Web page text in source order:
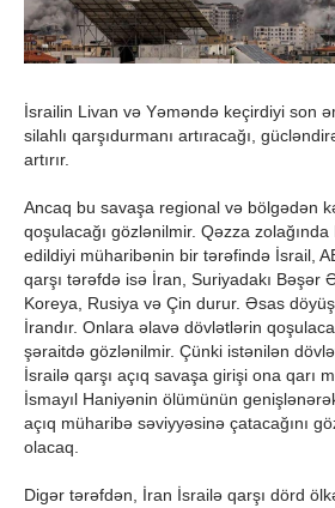
İsrailin Livan və Yəməndə keçirdiyi son
silahlı qarşıdurmanı artıracağı,
artırır.
Ancaq bu savaşa regional və bölgədən
qoşulacağı gözlənilmir. Qəzza
edildiyi müharibənin bir tərəfində İsrail,
qarşı tərəfdə isə İran, Suriyadakı Bəşər
Koreya, Rusiya və Çin durur. Əsas
İrandır. Onlara əlavə dövlətlərin
şəraitdə gözlənilmir. Çünki istənilən
İsrailə qarşı açıq savaşa girişi ona qarı
İsmayıl Haniyənin ölümünün
açıq müharibə səviyyəsinə çatacağını
olacaq.
Digər tərəfdən, İran İsrailə qarşı dörd